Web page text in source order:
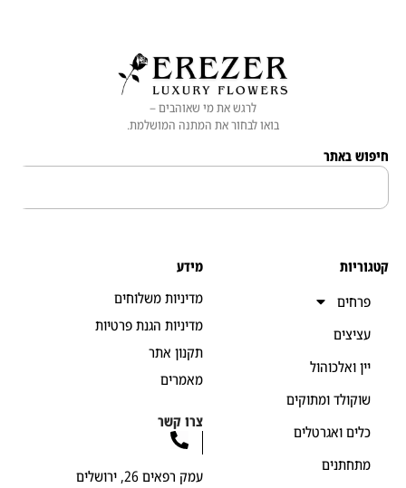
לרגש את מי שאוהבים –
בואו לבחור את המתנה המושלמת.
באתר
ואלכוהול
ומתוקים
ואגרטלים
מדיניות משלוחים
מדיניות הגנת פרטיות
תקנון אתר
צרו קשר
עמק רפאים 26, ירושלים